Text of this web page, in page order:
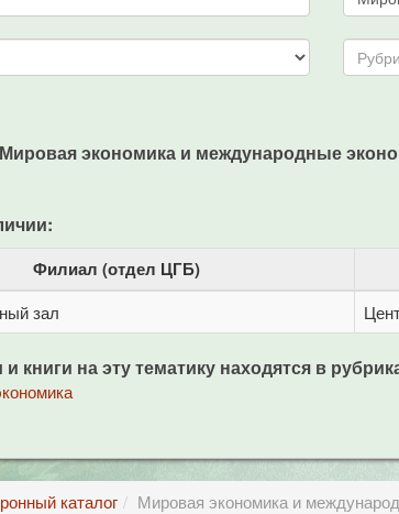
экономика и международные
Филиал (отдел ЦГБ)
зал
и книги на эту тематику находятся в
каталог Мировая экономика и